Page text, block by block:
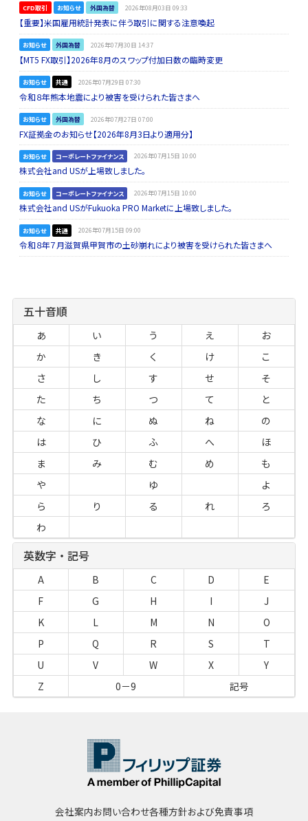
CFD取引 お知らせ 外国為替 2026年08月03日 09:33
【重要】米国雇用統計発表に伴う取引に関する注意喚起
お知らせ 外国為替 2026年07月30日 14:37
【MT5 FX取引】2026年8月のスワップ付加日数の臨時変更
お知らせ 共通 2026年07月29日 07:30
令和８年熊本地震により被害を受けられた皆さまへ
お知らせ 外国為替 2026年07月27日 07:00
FX証拠金のお知らせ【2026年8月3日より適用分】
お知らせ コーポレートファイナンス 2026年07月15日 10:00
株式会社and USが上場致しました。
お知らせ コーポレートファイナンス 2026年07月15日 10:00
株式会社and USがFukuoka PRO Marketに上場致しました。
お知らせ 共通 2026年07月15日 09:00
令和８年７月滋賀県甲賀市の土砂崩れにより被害を受けられた皆さまへ
五十音順
あ い う え
お
か
き く け
こ
さ
し す せ
そ
た
ち つ て
と
な
に ぬ ね
の
は
ひ ふ へ
ほ
ま
み む め
も
や
ゆ
よ
ら
り る れ
ろ
わ
英数字・記号
A B C D
E
F
G H I
J
K
L M N
O
P
Q R S
T
U
V W X
Y
Z
0－9 記号
会社案内お問い合わせ各種方針および免責事項